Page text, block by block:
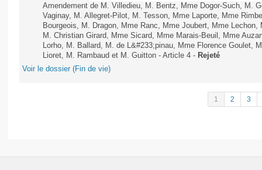
Amendement de M. Villedieu, M. Bentz, Mme Dogor-Such, M.
Vaginay, M. Allegret-Pilot, M. Tesson, Mme Laporte, Mme
Bourgeois, M. Dragon, Mme Ranc, Mme Joubert, Mme
M. Christian Girard, Mme Sicard, Mme Marais-Beuil, Mme
Lorho, M. Ballard, M. de L&#233;pinau, Mme Florence Goulet,
Lioret, M. Rambaud et M. Guitton - Article 4 - Rejeté
Voir le dossier (Fin de vie)
1 2 3